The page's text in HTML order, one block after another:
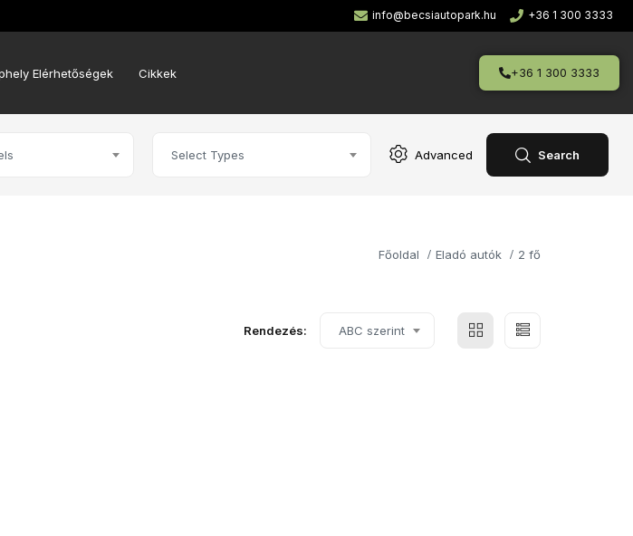
info@becsiautopark.hu +36 1 300 3333
Elérhetőségek Cikkek +36 1 300 3333
Select Types Advanced Search
Főoldal Eladó autók 2 fő
Rendezés: ABC szerint